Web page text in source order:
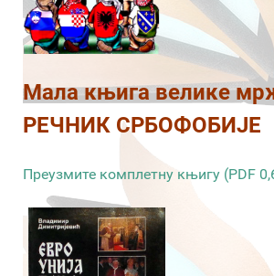
Мала књига велике
РЕЧНИК СРБОФОБИЈЕ
Преузмите комплетну књигу (PDF